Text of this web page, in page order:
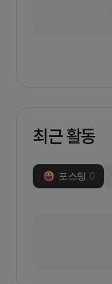
최근 활동
포스팅 0